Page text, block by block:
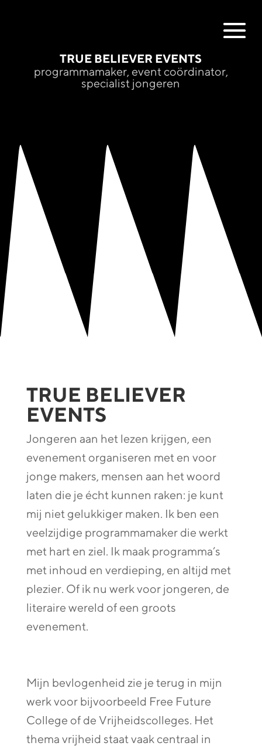
TRUE BELIEVER EVENTS
programmamaker, event coördinator,
specialist jongeren
TRUE BELIEVER
EVENTS
Jongeren aan het lezen krijgen, een
evenement organiseren met en voor
jonge makers, mensen aan het woord
laten die je écht kunnen raken: je kunt
mij niet gelukkiger maken. Ik ben een
veelzijdige programmamaker die werkt
met hart en ziel. Ik maak programma’s
met inhoud en verdieping, en altijd met
plezier. Of ik nu werk voor jongeren, de
literaire wereld of een groots
evenement.
Mijn bevlogenheid zie je terug in mijn
werk voor bijvoorbeeld Free Future
College of de Vrijheidscolleges. Het
thema vrijheid staat vaak centraal in